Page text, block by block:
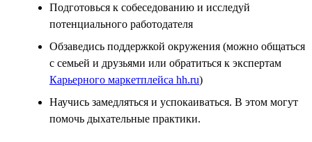
Подготовься к собеседованию и исследуй
потенциального работодателя
Обзаведись поддержкой окружения (можно общаться
с семьей и друзьями или обратиться к экспертам
Карьерного маркетплейса hh.ru)
Научись замедляться и успокаиваться. В этом могут
помочь дыхательные практики.